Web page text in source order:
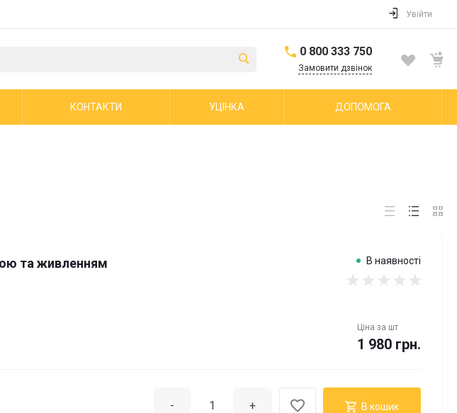
Увійти
0 800 333 750
Замовити дзвінок
КОНТАКТИ УЦІНКА ДОПОМОГА
та живленням
В наявності
Ціна за шт
1 980 грн.
- + В кошик